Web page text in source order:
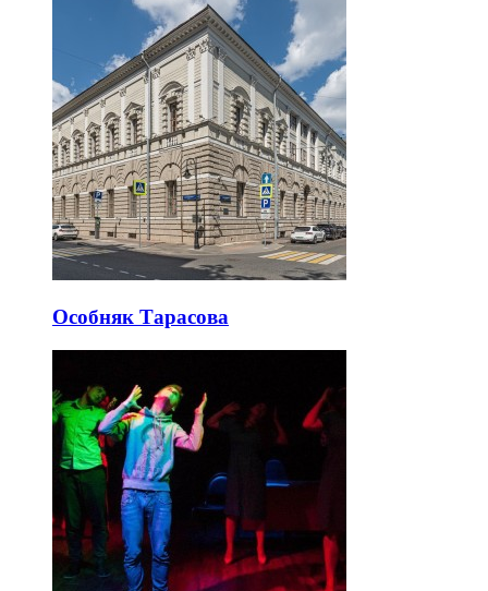
Особняк Тарасова